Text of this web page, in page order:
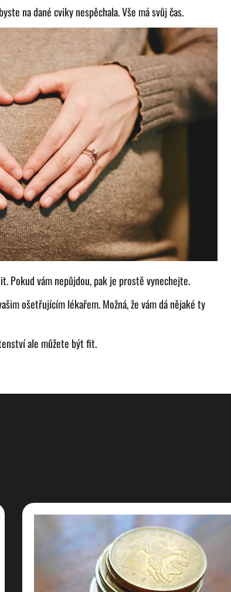
na dané cviky nespěchala. Vše má svůj čas.
Pokud vám nepůjdou, pak je prostě vynechejte.
ošetřujícím lékařem. Možná, že vám dá nějaké ty
ale můžete být fit.